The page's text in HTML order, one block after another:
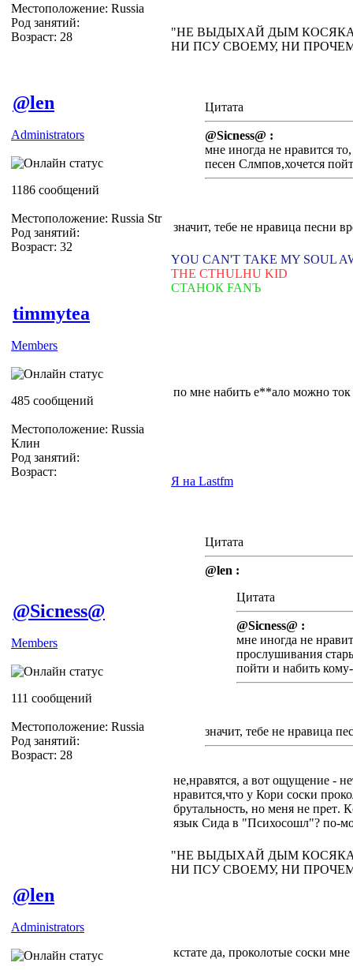
Местоположение: Russia
Род занятий:
Возраст: 28
"НЕ ВЫДЫХАЙ ДЫМ
НИ ПСУ СВОЕМУ, НИ
@len
Administrators
1186 сообщений
Местоположение: Russia Str
Род занятий:
Возраст: 32
Цитата
@Sicness@ :
мне иногда не нравится
песен Слмпов,хочется
значит, тебе не нравица песни
YOU CAN'T TAKE MY SOUL
THE CTHULHU KID
СТАНОК FANЪ
timmytea
Members
485 сообщений
Местоположение: Russia
Клин
Род занятий:
Возраст:
по мне набить е**ало можно
Я на Lastfm
@Sicness@
Members
111 сообщений
Местоположение: Russia
Род занятий:
Возраст: 28
Цитата
@len :
Цитата
@Sicness@ :
мне иногда не
прослушивания
пойти и набить
значит, тебе не нравица
не,нравятся, а вот ощущение -
нравится,что у Кори соски
брутальность, но меня не прет.
язык Сида в "Психосошл"? по-
"НЕ ВЫДЫХАЙ ДЫМ
НИ ПСУ СВОЕМУ, НИ
@len
Administrators
кстате да, проколотые соски